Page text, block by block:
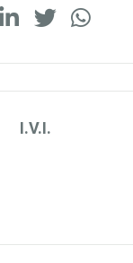
I.V.I.